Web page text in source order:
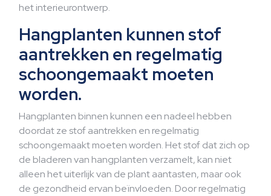
het interieurontwerp.
Hangplanten kunnen stof
aantrekken en regelmatig
schoongemaakt moeten
worden.
Hangplanten binnen kunnen een nadeel hebben
doordat ze stof aantrekken en regelmatig
schoongemaakt moeten worden. Het stof dat zich op
de bladeren van hangplanten verzamelt, kan niet
alleen het uiterlijk van de plant aantasten, maar ook
de gezondheid ervan beïnvloeden. Door regelmatig